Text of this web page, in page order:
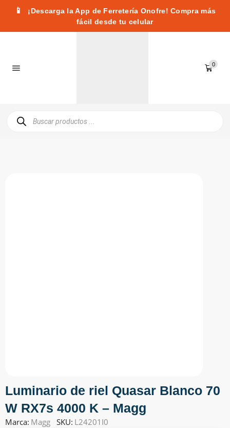
📱
¡Descarga la App de Ferretería Onofre! Compra más
fácil desde tu celular
0
Luminario de riel Quasar Blanco 70
W RX7s 4000 K – Magg
Marca: Magg SKU: L24201I0